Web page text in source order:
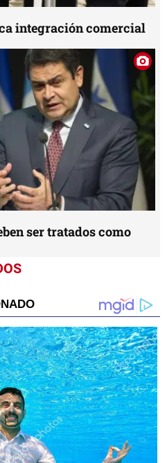
integración comercial
ser tratados como